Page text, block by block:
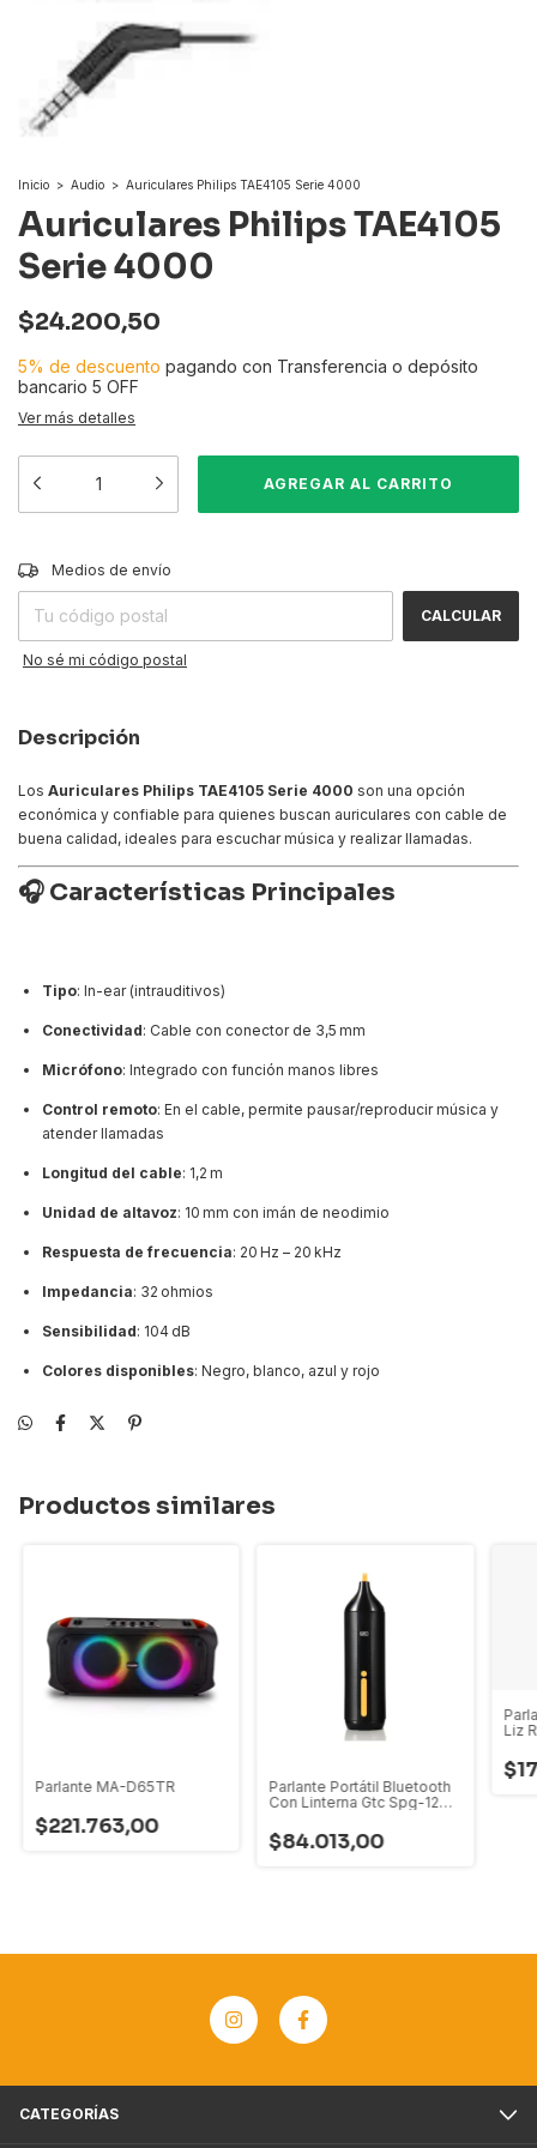
Inicio > Audio > Auriculares Philips TAE4105 Serie 4000
Auriculares Philips TAE4105
Serie 4000
$24.200,50
5% de descuento pagando con Transferencia o depósito
bancario 5 OFF
Ver más detalles
Entregas para el CP:
Medios de envío
CALCULAR
No sé mi código postal
Descripción
Los Auriculares Philips TAE4105 Serie 4000 son una opción
económica y confiable para quienes buscan auriculares con cable de
buena calidad, ideales para escuchar música y realizar llamadas.
🎧 Características Principales
Tipo: In-ear (intrauditivos)
Conectividad: Cable con conector de 3,5 mm
Micrófono: Integrado con función manos libres
Control remoto: En el cable, permite pausar/reproducir música y
atender llamadas
Longitud del cable: 1,2 m
Unidad de altavoz: 10 mm con imán de neodimio
Respuesta de frecuencia: 20 Hz – 20 kHz
Impedancia: 32 ohmios
Sensibilidad: 104 dB
Colores disponibles: Negro, blanco, azul y rojo
Productos similares
Parlante MA-D65TR
$221.763,00
Parlante Portátil Bluetooth
Con Linterna Gtc Spg-127
$84.013,00
Liz
CATEGORÍAS